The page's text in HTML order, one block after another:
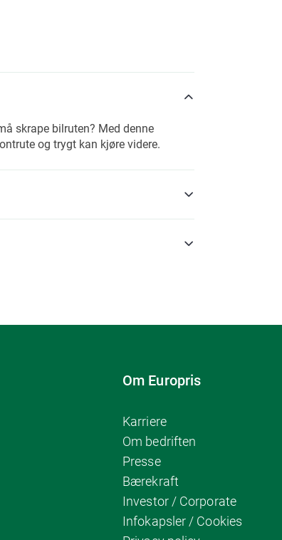
skrape bilruten? Med denne
og trygt kan kjøre videre.
Om Europris
Karriere
Om bedriften
Presse
Bærekraft
Investor / Corporate
Infokapsler / Cookies